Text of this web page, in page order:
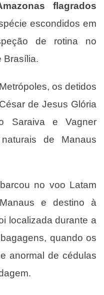
flagrados
escondidos em
de rotina no
Brasília.
os detidos
de Jesus Glória
Saraiva e Vagner
de Manaus
no voo Latam
e destino à
localizada durante a
quando os
anormal de cédulas